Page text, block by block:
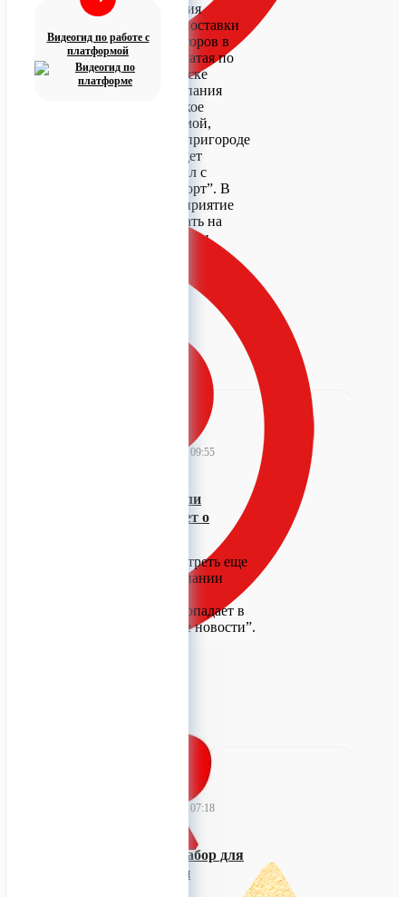
Видеогид по работе с
платформой
Алтайская компания
“СиСорт” начала поставки
своих фотосепараторов в
Индию. Это тридцатая по
счету страна в списке
предприятия. Компания
заключила дилерское
соглашение с фирмой,
расположенной в пригороде
Нью-Дели, там будет
оборудован демозал с
продукцией “СиСорт”. В
перспективе предприятие
планирует продавать на
рынке Индии десятки
14 августа 2023 09:55
Журналисты сняли
позитивный сюжет о
Предлагаем посмотреть еще
один сюжет о компании
Приятно, что он попадает в
рубрику “Хорошие новости”.
14 августа 2023 07:18
Хирургический набор для
костной пластики